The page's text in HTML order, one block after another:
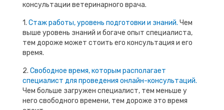
консультации ветеринарного врача.
1. Стаж работы, уровень подготовки и знаний. Чем
выше уровень знаний и богаче опыт специалиста,
тем дороже может стоить его консультация и его
время.
2. Свободное время, которым располагает
специалист для проведения онлайн-консультаций.
Чем больше загружен специалист, тем меньше у
него свободного времени, тем дороже это время